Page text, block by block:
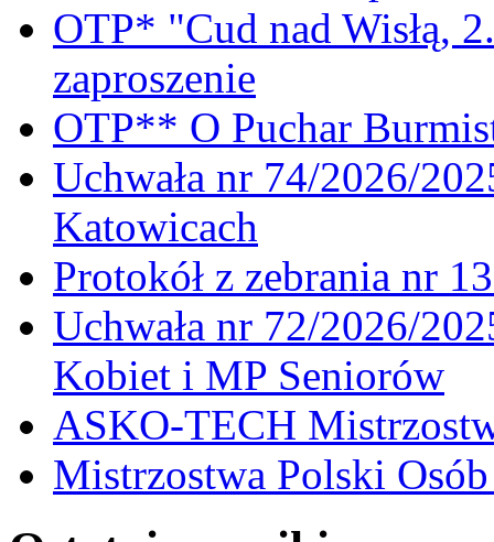
OTP* "Cud nad Wisłą,
zaproszenie
OTP** O Puchar
Uchwała nr 74/2026/
Katowicach
Protokół z zebrania nr
Uchwała nr 72/2026/
Kobiet i MP Seniorów
ASKO-TECH
Mistrzostwa Polski